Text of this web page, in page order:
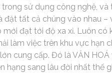
sử dụng công nghệ,
tất cả chúng vào nhau
đạt tới độ xa xỉ. Luôn
làm việc trên khu vực hạn
cung cấp. Đó là VĂN
hạng sang lâu đời nhất thế